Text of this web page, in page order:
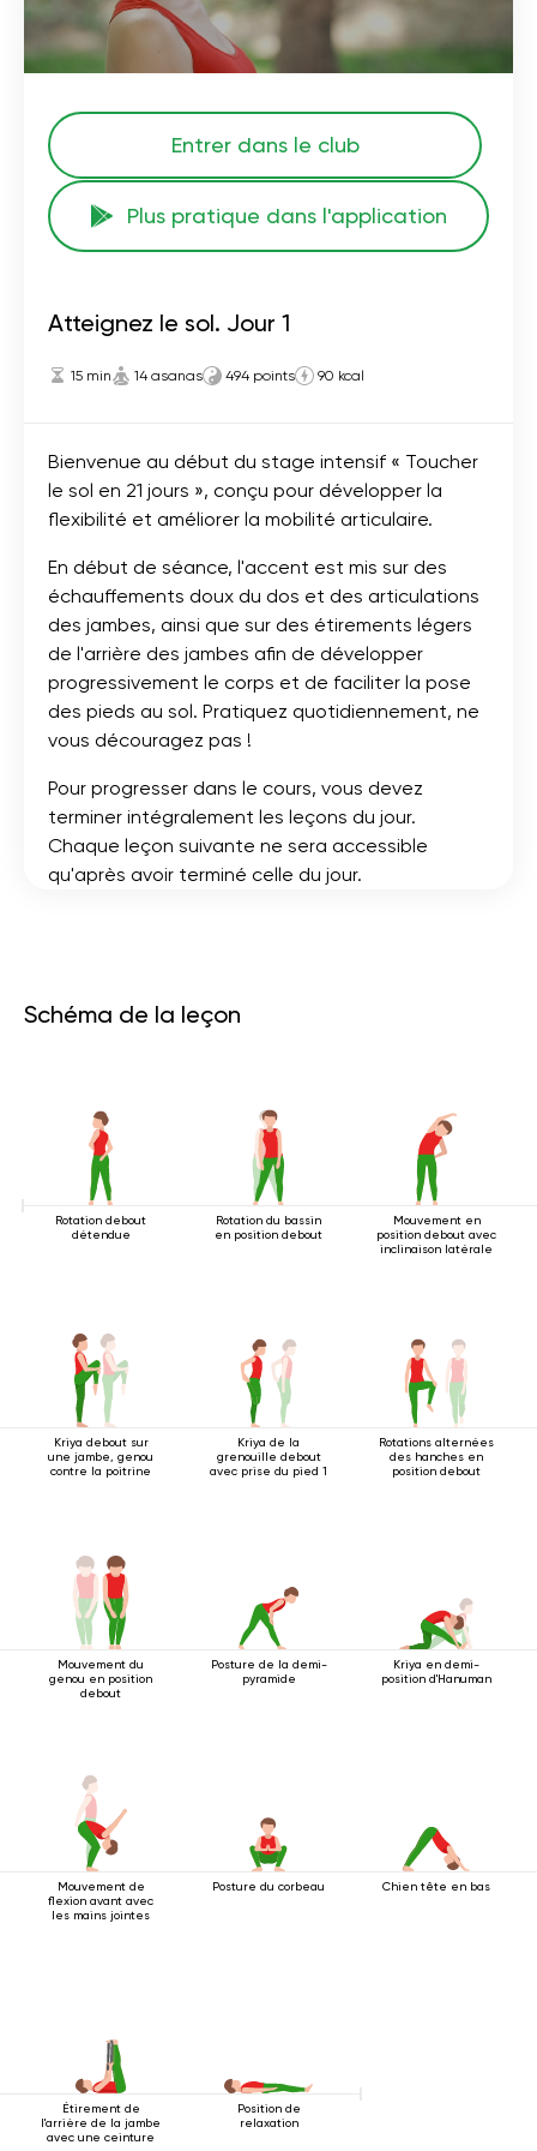
Entrer dans le club
Plus pratique dans l'application
Atteignez le sol. Jour 1
15 min 14 asanas 494 points 90 kcal
Bienvenue au début du stage intensif « Toucher
le sol en 21 jours », conçu pour développer la
flexibilité et améliorer la mobilité articulaire.
En début de séance, l'accent est mis sur des
échauffements doux du dos et des articulations
des jambes, ainsi que sur des étirements légers
de l'arrière des jambes afin de développer
progressivement le corps et de faciliter la pose
des pieds au sol. Pratiquez quotidiennement, ne
vous découragez pas !
Pour progresser dans le cours, vous devez
terminer intégralement les leçons du jour.
Chaque leçon suivante ne sera accessible
qu'après avoir terminé celle du jour.
Schéma de la leçon
Rotation debout
détendue
Rotation du bassin
en position debout
Mouvement en
position debout avec
inclinaison latérale
Kriya debout sur
une jambe, genou
contre la poitrine
Kriya de la
grenouille debout
avec prise du pied 1
Rotations alternées
des hanches en
position debout
Mouvement du
genou en position
debout
Posture de la demi-
pyramide
Kriya en demi-
position d'Hanuman
Mouvement de
flexion avant avec
les mains jointes
Posture du corbeau Chien tête en bas
Étirement de
l'arrière de la jambe
avec une ceinture
Position de
relaxation